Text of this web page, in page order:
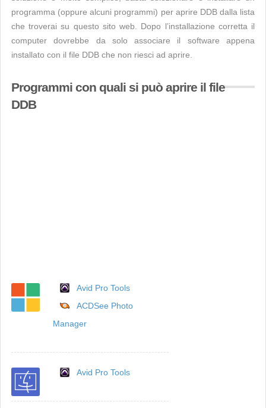
programma (oppure alcuni programmi) per aprire DDB dalla lista
che troverai su questo sito web. Dopo l’installazione corretta il
computer dovrebbe da solo associare il software appena
installato con il file DDB che non riesci ad aprire.
Programmi con quali si può aprire il file
DDB
Avid Pro Tools
ACDSee Photo
Manager
Avid Pro Tools